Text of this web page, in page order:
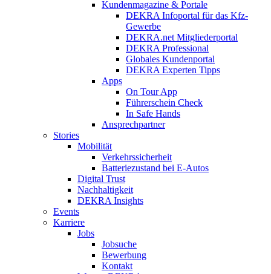
Kundenmagazine & Portale
DEKRA Infoportal für das Kfz-
Gewerbe
DEKRA.net Mitgliederportal
DEKRA Professional
Globales Kundenportal
DEKRA Experten Tipps
Apps
On Tour App
Führerschein Check
In Safe Hands
Ansprechpartner
Stories
Mobilität
Verkehrssicherheit
Batteriezustand bei E-Autos
Digital Trust
Nachhaltigkeit
DEKRA Insights
Events
Karriere
Jobs
Jobsuche
Bewerbung
Kontakt